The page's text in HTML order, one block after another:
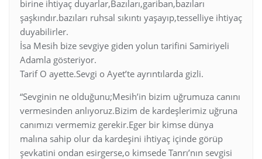
birine ihtiyaç duyarlar,Bazıları,gariban,bazıları
şaşkındır.bazıları ruhsal sıkıntı yaşayıp,tesselliye ihtiyaç
duyabilirler.
İsa Mesih bize sevgiye giden yolun tarifini Samiriyeli
Adamla gösteriyor.
Tarif O ayette.Sevgi o Ayet’te ayrıntılarda gizli.
“Sevginin ne olduğunu;Mesih’in bizim uğrumuza canını
vermesinden anlıyoruz.Bizim de kardeşlerimiz uğruna
canımızı vermemiz gerekir.Eger bir kimse dünya
malına sahip olur da kardeşini ihtiyaç içinde görüp
şevkatini ondan esirgerse,o kimsede Tanrı’nın sevgisi